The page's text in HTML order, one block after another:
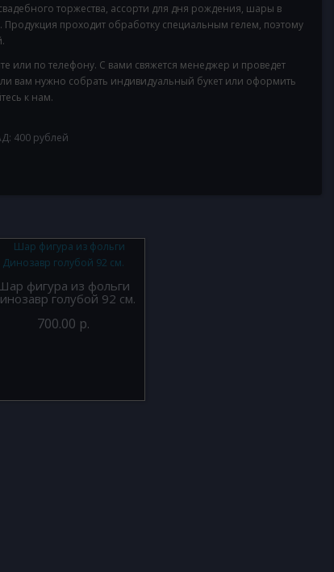
торжества, ассорти для дня рождения, шары в
проходит обработку специальным гелем, поэтому
или по телефону. С вами свяжется менеджер и проведет
вам нужно собрать индивидуальный букет или оформить
к нам.
400 рублей
фигура из фольги
голубой 92 см.
700.00 р.